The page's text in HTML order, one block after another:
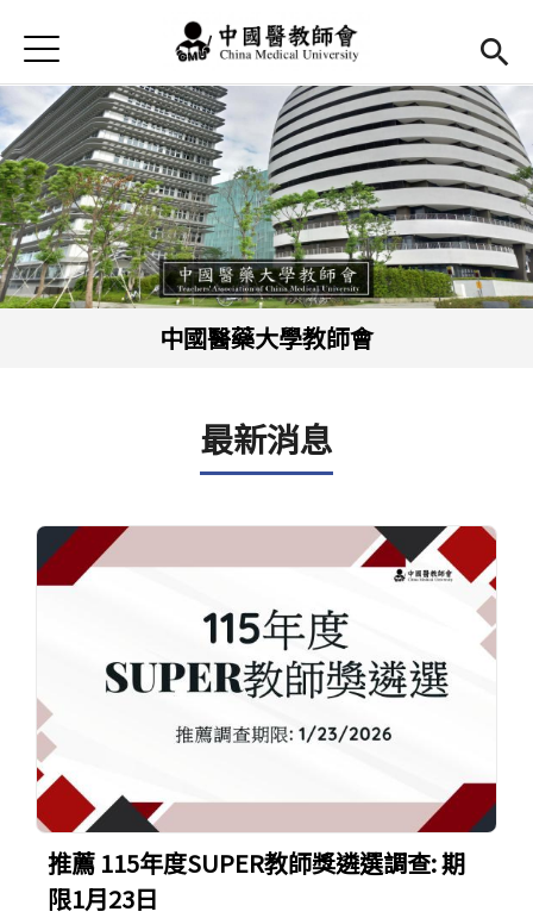
首頁
最新消息
Open submenu (本會簡介)
本會簡介
Open submenu (法規辦法)
法規辦法
Open
現任幹部
活動花絮
Jump to Navigation
Jump to Main content
中國醫藥大學教師會
最新消息
推薦 115年度SUPER教師獎遴選調查: 期
限1月23日